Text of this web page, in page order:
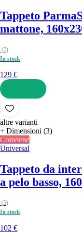
Tappeto Parma
mattone,
(7)
In stock
129 €
AGGIUNGI
altre varianti
+ Dimensioni (3)
Conviene
Universal
Tappeto da
a pelo basso,
(5)
In stock
102 €